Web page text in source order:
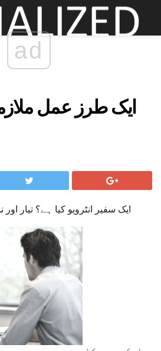
ad
ایک طرز عمل
ایک سفیر انٹرویو کیا ہے؟ تیار